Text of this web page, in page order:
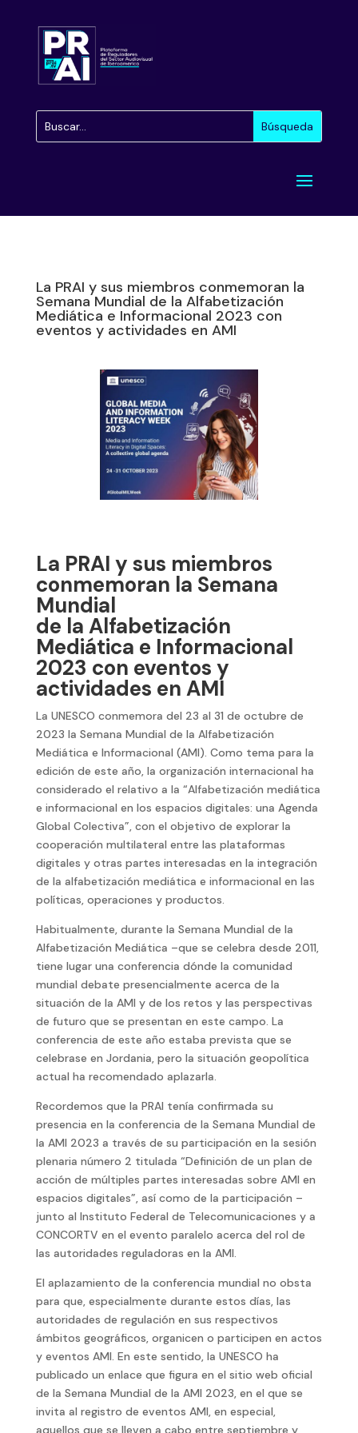
La PRAI y sus miembros conmemoran la
Semana Mundial de la Alfabetización
Mediática e Informacional 2023 con
eventos y actividades en AMI
La PRAI y sus miembros
conmemoran la Semana
Mundial
de la Alfabetización
Mediática e Informacional
2023 con eventos y
actividades en AMI
La UNESCO conmemora del 23 al 31 de octubre de
2023 la Semana Mundial de la Alfabetización
Mediática e Informacional (AMI). Como tema para la
edición de este año, la organización internacional ha
considerado el relativo a la “Alfabetización mediática
e informacional en los espacios digitales: una Agenda
Global Colectiva”, con el objetivo de explorar la
cooperación multilateral entre las plataformas
digitales y otras partes interesadas en la integración
de la alfabetización mediática e informacional en las
políticas, operaciones y productos.
Habitualmente, durante la Semana Mundial de la
Alfabetización Mediática –que se celebra desde 2011,
tiene lugar una conferencia dónde la comunidad
mundial debate presencialmente acerca de la
situación de la AMI y de los retos y las perspectivas
de futuro que se presentan en este campo. La
conferencia de este año estaba prevista que se
celebrase en Jordania, pero la situación geopolítica
actual ha recomendado aplazarla.
Recordemos que la PRAI tenía confirmada su
presencia en la conferencia de la Semana Mundial de
la AMI 2023 a través de su participación en la sesión
plenaria número 2 titulada “Definición de un plan de
acción de múltiples partes interesadas sobre AMI en
espacios digitales”, así como de la participación –
junto al Instituto Federal de Telecomunicaciones y a
CONCORTV en el evento paralelo acerca del rol de
las autoridades reguladoras en la AMI.
El aplazamiento de la conferencia mundial no obsta
para que, especialmente durante estos días, las
autoridades de regulación en sus respectivos
ámbitos geográficos, organicen o participen en actos
y eventos AMI. En este sentido, la UNESCO ha
publicado un enlace que figura en el sitio web oficial
de la Semana Mundial de la AMI 2023, en el que se
invita al registro de eventos AMI, en especial,
aquellos que se lleven a cabo entre septiembre y